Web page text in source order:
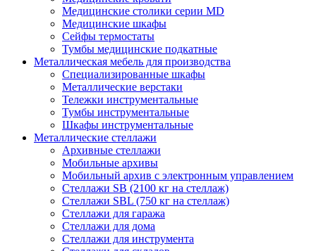
Медицинские столики серии MD
Медицинские шкафы
Сейфы термостаты
Тумбы медицинские подкатные
Металлическая мебель для производства
Cпециализированные шкафы
Металлические верстаки
Тележки инструментальные
Тумбы инструментальные
Шкафы инструментальные
Металлические стеллажи
Архивные стеллажи
Мобильные архивы
Мобильный архив с электронным управлением
Стеллажи SB (2100 кг на стеллаж)
Стеллажи SBL (750 кг на стеллаж)
Стеллажи для гаража
Стеллажи для дома
Стеллажи для инструмента